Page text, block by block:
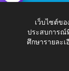
เว็บไซต์ข
ประสบการณ์
ศึกษารายละเ